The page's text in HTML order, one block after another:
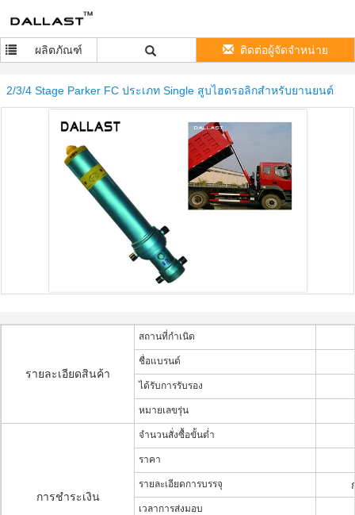
ผลิตภัณฑ์ ติดต่อผู้จัดจำหน่าย
2/3/4 Stage Parker FC ประเภท Single สูบไฮดรอลิกสำหรับยานยนต์
รายละเอียดสินค้า
สถานที่กำเนิด
ชื่อแบรนด์
ได้รับการรับรอง
หมายเลขรุ่น
การชำระเงิน
จำนวนสั่งซื้อขั้นต่ำ
ราคา
รายละเอียดการบรรจุ
เวลาการส่งมอบ